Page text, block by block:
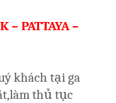
– PATTAYA –
khách tại ga
thủ tục